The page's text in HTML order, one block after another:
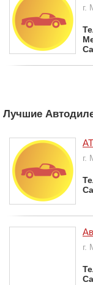
г.
Лучшие
г.
г.